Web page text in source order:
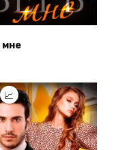
мне